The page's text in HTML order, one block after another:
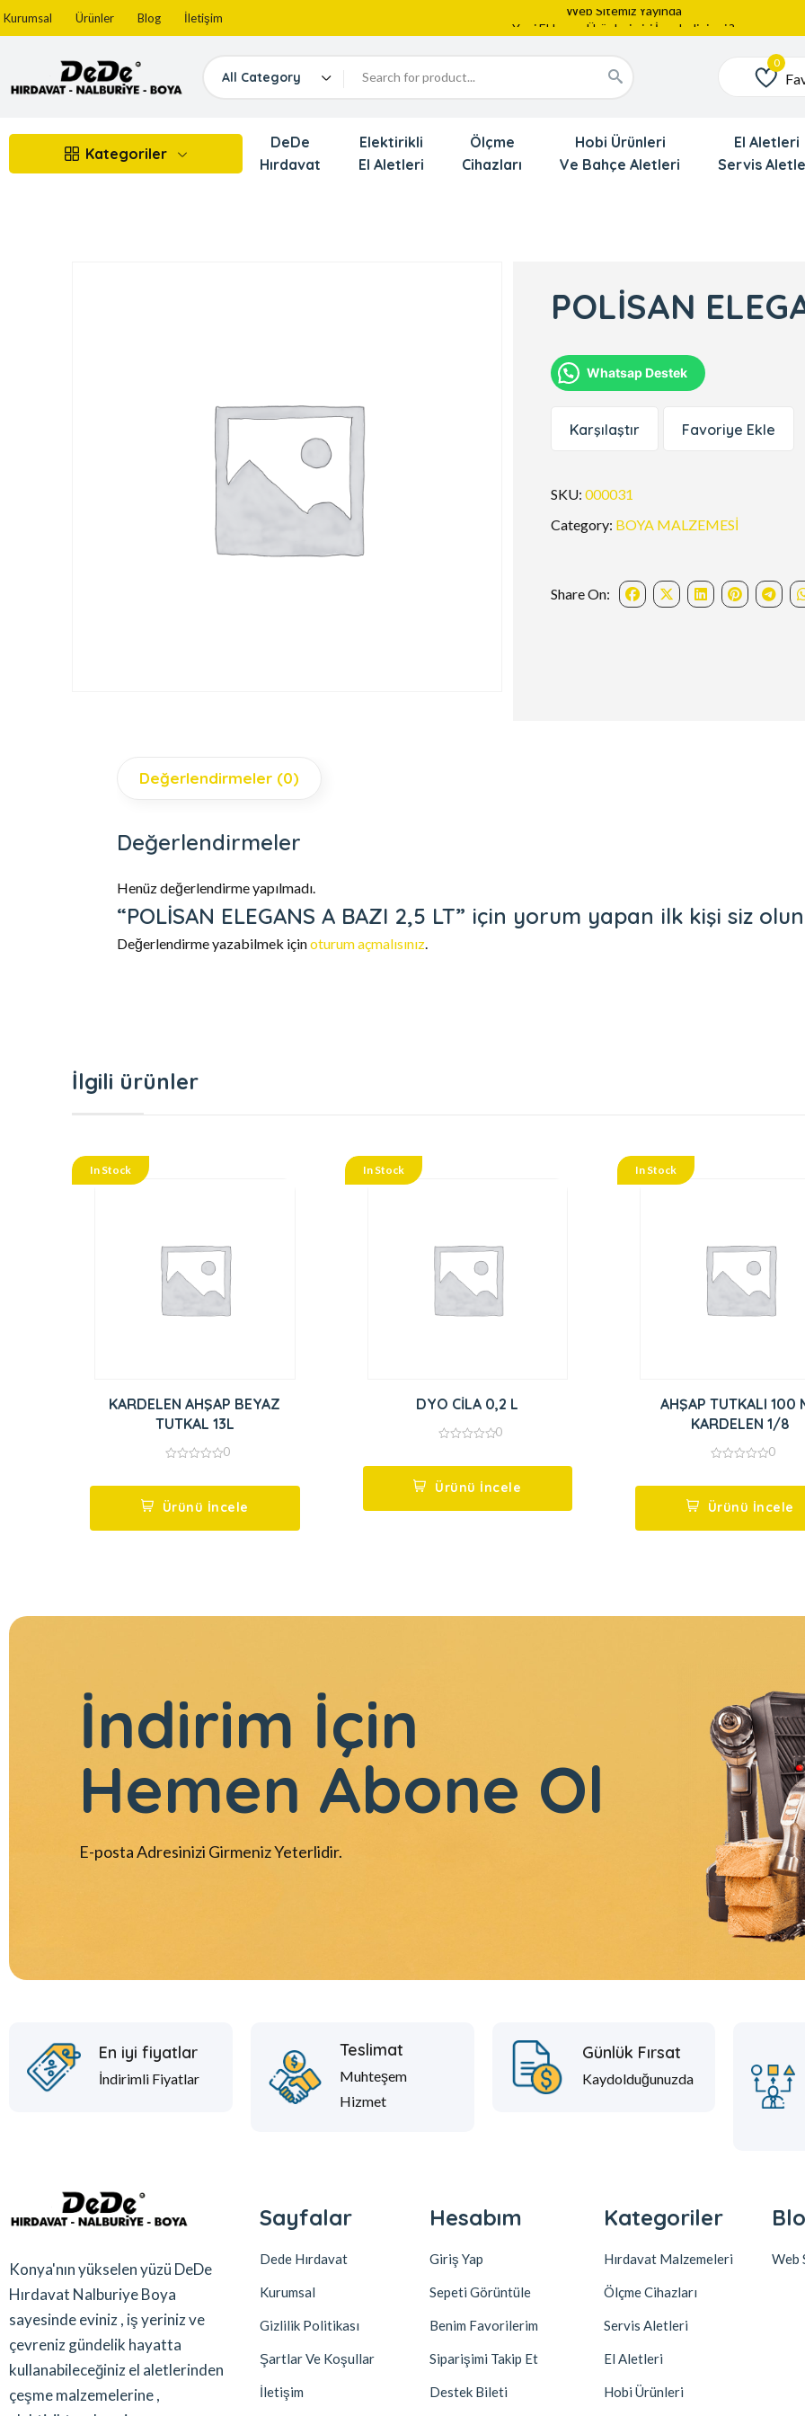
Kurumsal Ürünler Blog İletişim
Web Sitemiz Yayında
Yeni Eklenen Ürünlerimizi İnceledinizmi ?
All Category Favoriler
Kategoriler
DeDe
Hırdavat
Elektirikli
El Aletleri
Ölçme
Cihazları
Hobi Ürünleri
Ve Bahçe Aletleri
El Aletleri
Servis
POLİSAN
Whatsap Destek
Karşılaştır Favoriye Ekle
SKU:000031
Category: BOYA MALZEMESİ
Share On:
Değerlendirmeler (0)
Değerlendirmeler
Henüz değerlendirme yapılmadı.
“POLİSAN ELEGANS A BAZI 2,5 LT” için yorum yapan ilk kişi siz olun
Değerlendirme yazabilmek içinoturum açmalısınız.
İlgili ürünler
In Stock
KARDELEN AHŞAP BEYAZ
TUTKAL 13L
5
0
Ürünü İncele
In Stock
DYO CİLA 0,2 L
5
0
Ürünü İncele
In Stock
AHŞAP TUTKALI 100
KARDELEN 1/8
5
0
Ürünü İncele
İndirim İçin
Hemen Abone Ol
E-posta Adresinizi Girmeniz Yeterlidir.
En iyi fiyatlar
İndirimli Fiyatlar
Teslimat
Muhteşem
Hizmet
Günlük Fırsat
Kaydolduğunuzda
Konya'nın yükselen yüzü DeDe
Hırdavat Nalburiye Boya
sayesinde eviniz , iş yeriniz ve
çevreniz gündelik hayatta
kullanabileceğiniz el aletlerinden
çeşme malzemelerine ,
Sayfalar
Dede Hırdavat
Kurumsal
Gizlilik Politikası
Şartlar Ve Koşullar
İletişim
Hesabım
Giriş Yap
Sepeti Görüntüle
Benim Favorilerim
Siparişimi Takip Et
Destek Bileti
Kategoriler
Hırdavat Malzemeleri
Ölçme Cihazları
Servis Aletleri
El Aletleri
Hobi Ürünleri
Web